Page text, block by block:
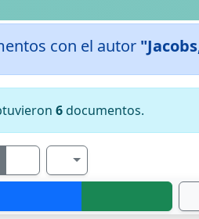
con el autor
6documentos.